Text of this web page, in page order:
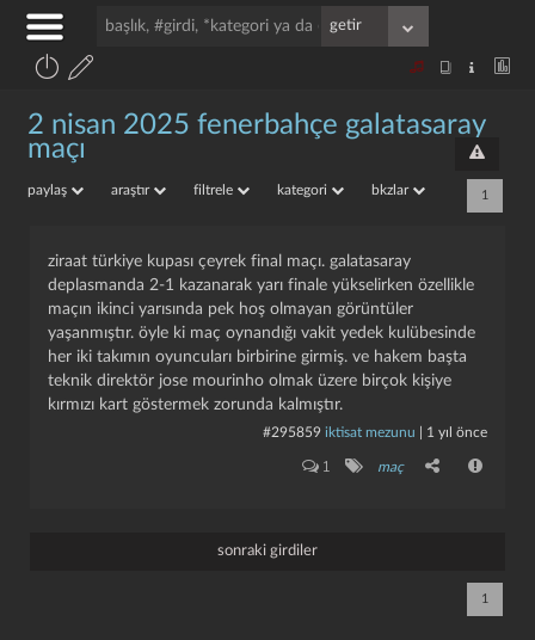
2 nisan 2025 fenerbahçe galatasaray
maçı
paylaş araştır filtrele kategori bkzlar 1
ziraat türkiye kupası çeyrek final maçı. galatasaray
deplasmanda 2-1 kazanarak yarı finale yükselirken özellikle
maçın ikinci yarısında pek hoş olmayan görüntüler
yaşanmıştır. öyle ki maç oynandığı vakit yedek kulübesinde
her iki takımın oyuncuları birbirine girmiş. ve hakem başta
teknik direktör jose mourinho olmak üzere birçok kişiye
kırmızı kart göstermek zorunda kalmıştır.
#295859 iktisat mezunu 1 yıl önce
1 maç
sonraki girdiler
1